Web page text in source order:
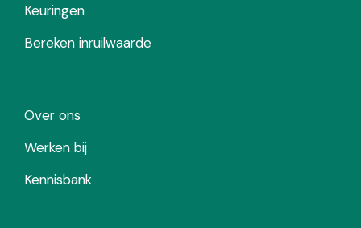
Keuringen
Bereken inruilwaarde
Over ons
Werken bij
Kennisbank